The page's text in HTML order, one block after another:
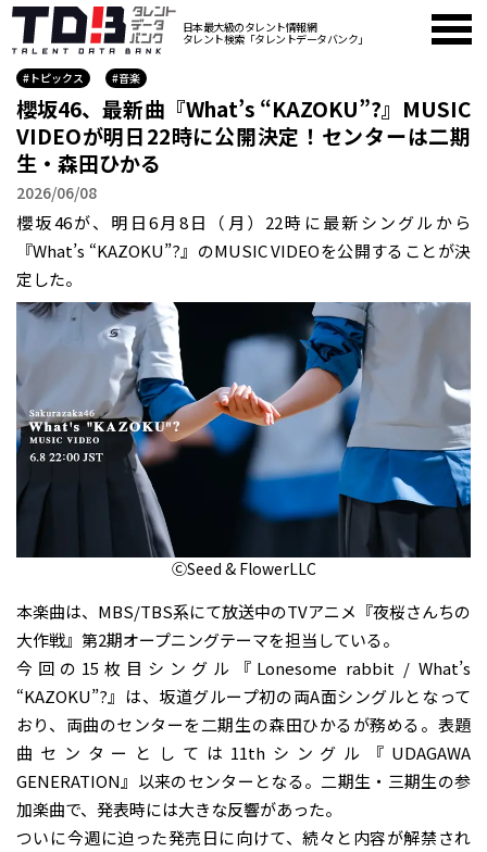
日本最大級のタレント情報網
タレント検索「タレントデータバンク」
#トピックス #音楽
櫻坂46、最新曲『What’s “KAZOKU”?』MUSIC
VIDEOが明日22時に公開決定！センターは二期
生・森田ひかる
2026/06/08
櫻坂46が、明日6月8日（月）22時に最新シングルから
『What’s “KAZOKU”?』のMUSIC VIDEOを公開することが決
定した。
ⒸSeed & FlowerLLC
本楽曲は、MBS/TBS系にて放送中のTVアニメ『夜桜さんちの
大作戦』第2期オープニングテーマを担当している。
今回の15枚目シングル『Lonesome rabbit / What’s
“KAZOKU”?』は、坂道グループ初の両A面シングルとなって
おり、両曲のセンターを二期生の森田ひかるが務める。表題
曲センターとしては11thシングル『UDAGAWA
GENERATION』以来のセンターとなる。二期生・三期生の参
加楽曲で、発表時には大きな反響があった。
ついに今週に迫った発売日に向けて、続々と内容が解禁され